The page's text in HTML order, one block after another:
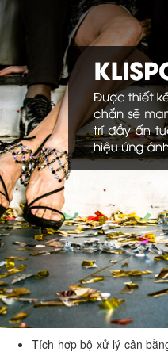
Tích hợp bộ xử lý cân